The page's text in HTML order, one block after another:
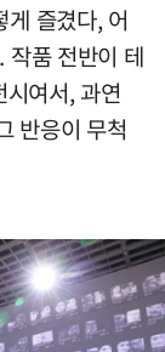
즐겼다, 어
작품 전반이 테
여서, 과연
반응이 무척